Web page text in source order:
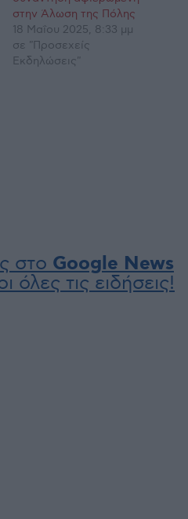
στην Άλωση της Πόλης
18 Μαΐου 2025, 8:33 μμ
σε "Προσεχείς
Εκδηλώσεις"
στο Google News
όλες τις ειδήσεις!